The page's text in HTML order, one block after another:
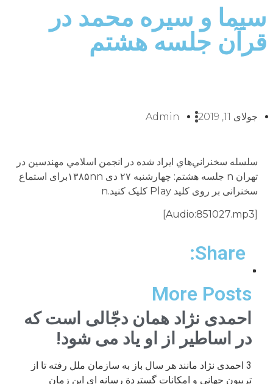
سيما و سيره محمد در
قرآن جلسه هشتم
جولای 11, 2019 Admin
سلسله سخنراني‌هاي ايراد شده در انجمن اسلامي مهندسين در
تهران n جلسه هشتم: چهارشنبه ۲۷ دى ۱۳۸۵nnبراى استماع
سخنرانى بر روى کلید Play کلیک کنید.n
[Audio:851027.mp3]
Share:
More Posts
احمدی نژاد همان دجّالی است که
در اساطیر از او یاد می شود!
3 احمدی نژاد مانند هر سال باز به سازمان ملل رفته تا از
تریبون جهانی و امکانات گستردة رسانه ای این زمان